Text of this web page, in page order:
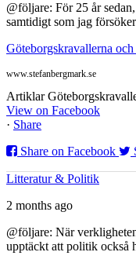
@följare: För 25 år
samtidigt som jag
Göteborgskravallerna
www.stefanbergmark.se
Artiklar
View on Facebook
· Share
Share on Facebook
Litteratur & Politik
2 months ago
@följare: När
upptäckt att politik också